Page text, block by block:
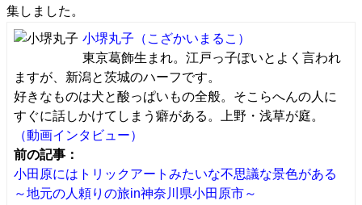
集しました。
小堺丸子 （こざかいまるこ）
東京葛飾生まれ。江戸っ子ぽいとよく言われ
ますが、新潟と茨城のハーフです。
好きなものは犬と酸っぱいもの全般。そこらへんの人に
すぐに話しかけてしまう癖がある。上野・浅草が庭。
（動画インタビュー）
前の記事：
小田原にはトリックアートみたいな不思議な景色がある
～地元の人頼りの旅in神奈川県小田原市～